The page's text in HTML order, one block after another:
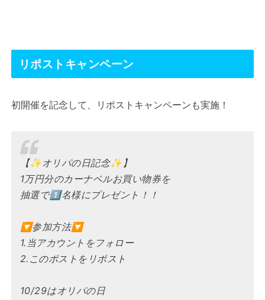
リポストキャンペーン
初開催を記念して、リポストキャンペーンも実施！
【✨オリパの日記念✨】
1万円分のカーナベルお買い物券を
抽選で1⃣名様にプレゼント！！
🔽参加方法🔽
1.当アカウントをフォロー
2.このポストをリポスト
10/29はオリパの日